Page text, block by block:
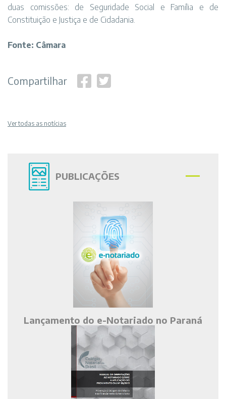
duas comissões: de Seguridade Social e Família e de
Constituição e Justiça e de Cidadania.
Fonte: Câmara
Compartilhar
Ver todas as notícias
PUBLICAÇÕES
Lançamento do e-Notariado no Paraná